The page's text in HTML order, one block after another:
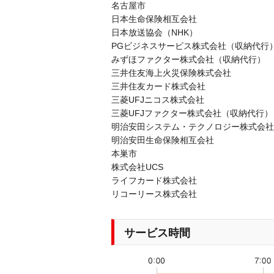
名古屋市
日本生命保険相互会社
日本放送協会（NHK）
PGビジネスサービス株式会社（収納代行
みずほファクター株式会社（収納代行）
三井住友海上火災保険株式会社
三井住友カード株式会社
三菱UFJニコス株式会社
三菱UFJファクター株式会社（収納代行）
明治安田システム・テクノロジー株式会社
明治安田生命保険相互会社
本巣市
株式会社UCS
ライフカード株式会社
リコーリース株式会社
サービス時間